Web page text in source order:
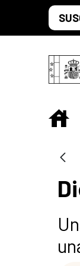
Saltar al